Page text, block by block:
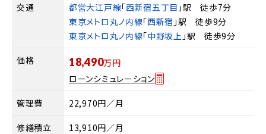
交通 都営大江戸線「西新宿五丁目 」駅 徒歩7分
東京メトロ丸ノ内線「西新宿 」駅 徒歩9分
東京メトロ丸ノ内線「中野坂上 」駅 徒歩9分
価格 18,490万円
ローンシミュレーション
管理費 22,970円／月
修繕積立
13,910円／月